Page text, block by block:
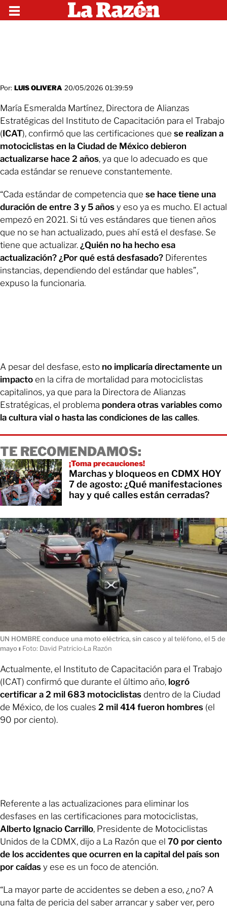
Por: LUIS OLIVERA 20/05/2026 01:39:59
María Esmeralda Martínez, Directora de Alianzas
Estratégicas del Instituto de Capacitación para el Trabajo
(ICAT), confirmó que las certificaciones que se realizan a
motociclistas en la Ciudad de México debieron
actualizarse hace 2 años, ya que lo adecuado es que
cada estándar se renueve constantemente.
“Cada estándar de competencia que se hace tiene una
duración de entre 3 y 5 años y eso ya es mucho. El actual
empezó en 2021. Si tú ves estándares que tienen años
que no se han actualizado, pues ahí está el desfase. Se
tiene que actualizar. ¿Quién no ha hecho esa
actualización? ¿Por qué está desfasado? Diferentes
instancias, dependiendo del estándar que hables”,
expuso la funcionaria.
A pesar del desfase, esto no implicaría directamente un
impacto en la cifra de mortalidad para motociclistas
capitalinos, ya que para la Directora de Alianzas
Estratégicas, el problema pondera otras variables como
la cultura vial o hasta las condiciones de las calles.
TE RECOMENDAMOS:
¡Toma precauciones!
Marchas y bloqueos en CDMX HOY
7 de agosto: ¿Qué manifestaciones
hay y qué calles están cerradas?
UN HOMBRE conduce una moto eléctrica, sin casco y al teléfono, el 5 de
mayoı Foto: David Patricio›La Razón
Actualmente, el Instituto de Capacitación para el Trabajo
(ICAT) confirmó que durante el último año, logró
certificar a 2 mil 683 motociclistas dentro de la Ciudad
de México, de los cuales 2 mil 414 fueron hombres (el
90 por ciento).
Referente a las actualizaciones para eliminar los
desfases en las certificaciones para motociclistas,
Alberto Ignacio Carrillo, Presidente de Motociclistas
Unidos de la CDMX, dijo a La Razón que el 70 por ciento
de los accidentes que ocurren en la capital del país son
por caídas y ese es un foco de atención.
“La mayor parte de accidentes se deben a eso, ¿no? A
una falta de pericia del saber arrancar y saber ver, pero